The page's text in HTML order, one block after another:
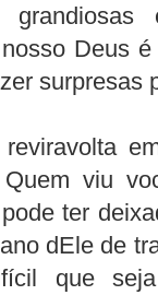
Deus
surpresas
viu
ter
dEle de
que